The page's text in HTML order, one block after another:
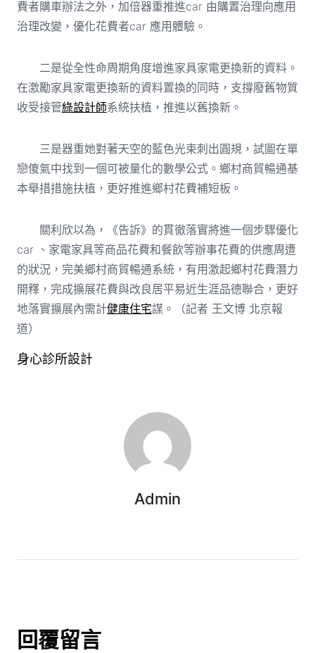
費者購車辦法之外，加倍器重推進car 由購置治理向應用
治理改變，優化花費者car 應用體驗。
二是從全性命周期角度增進家具家電更換新的資料。
在激勵家具家電更換新的資料置換的同時，支撐廢舊物質
收受接管綠設計師系統扶植，推進以舊換新。
三是器重她對著天空的藍色光束刺出圓規，試圖在單
戀傻氣中找到一個可被量化的數學公式。鄉村商貿暢通基
本舉措措施扶植，更好推進鄉村花費補短板。
關利欣以為，《告訴》的貫徹落實將進一個步驟優化
car 、家電家具等商品花費和餐飲等辦事花費的供應周遭
的狀況，完美鄉村商貿暢通系統，有用激起鄉村花費潛力
開釋，完成擴展花費與改良居平易近生涯品德聯合，更好
地落實擴展內需計健康住宅謀。（記者 王文博 北京報
道）
身心診所設計
Admin
回覆留言